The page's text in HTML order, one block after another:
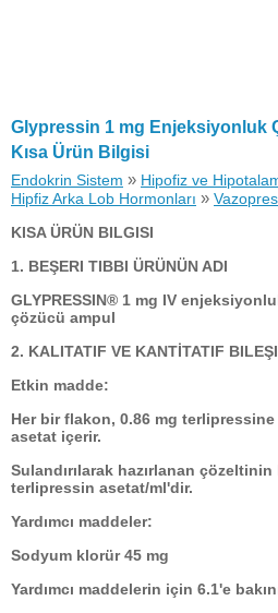
Glypressin 1 mg Enjeksiyonluk
Kısa Ürün Bilgisi
Endokrin Sistem » Hipofiz ve
Hipfiz Arka Lob Hormonları »
KISA ÜRÜN BILGISI
1. BEŞERI TIBBI ÜRÜNÜN ADI
GLYPRESSIN® 1 mg IV
çözücü ampul
2. KALITATIF VE KANTİTATIF
Etkin madde:
Her bir flakon, 0.86 mg
asetat içerir.
Sulandırılarak hazırlanan
terlipressin asetat/ml'dir.
Yardımcı maddeler:
Sodyum klorür 45 mg
Yardımcı maddelerin için 6.1'e